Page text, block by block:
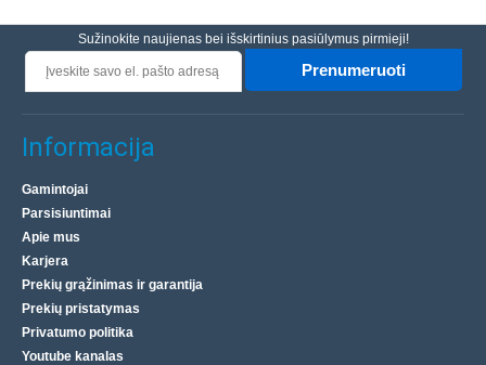
Sužinokite naujienas bei išskirtinius pasiūlymus pirmieji!
Prenumeruoti
Informacija
Gamintojai
Parsisiuntimai
Apie mus
Karjera
Prekių grąžinimas ir garantija
Prekių pristatymas
Privatumo politika
Youtube kanalas